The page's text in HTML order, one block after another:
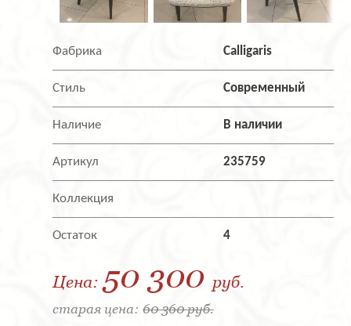
Фабрика Calligaris
Стиль Современный
Наличие В наличии
Артикул 235759
Коллекция
Остаток 4
Цена: 50 300 руб.
старая цена: 60 360 руб.